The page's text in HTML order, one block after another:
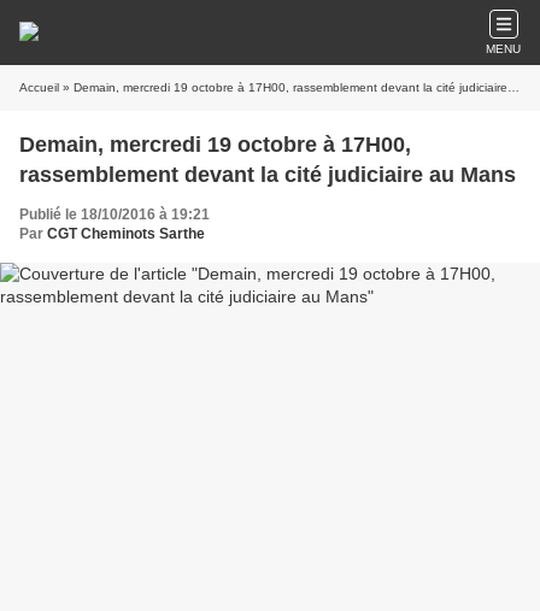
MENU
Accueil » Demain, mercredi 19 octobre à 17H00, rassemblement devant la cité judiciaire au Mans
Demain, mercredi 19 octobre à 17H00,
rassemblement devant la cité judiciaire au Mans
Publié le 18/10/2016 à 19:21
Par CGT Cheminots Sarthe